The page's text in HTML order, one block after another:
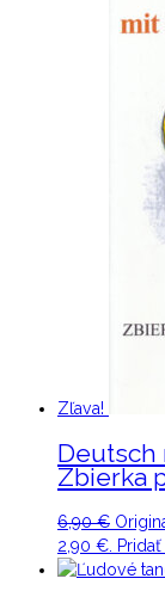
Zľava!
Deutsch
Zbierka
6,90€
2,90 €.